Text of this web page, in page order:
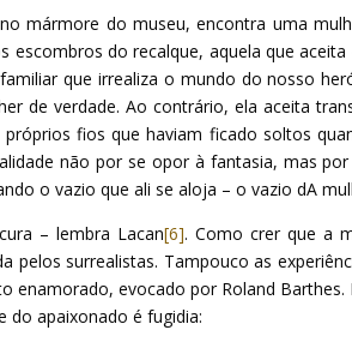
mármore do museu, encontra uma
escombros do recalque, aquela que
que irrealiza o mundo do nosso
de verdade. Ao contrário, ela aceita
fios que haviam ficado soltos
não por se opor à fantasia, mas
o vazio que ali se aloja – o vazio dA
– lembra Lacan[6]. Como crer que a
pelos surrealistas. Tampouco as
enamorado, evocado por Roland Barthes.
do apaixonado é fugidia: